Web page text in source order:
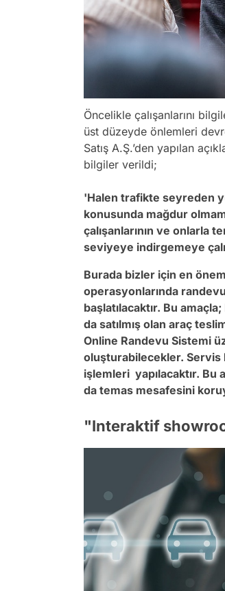
Öncelikle çalışanlarını
üst düzeyde önlemleri
Satış A.Ş.’den yapılan
bilgiler verildi;
'Halen trafikte seyreden
konusunda mağdur
çalışanlarının ve onlarla
seviyeye indirgemeye
Burada bizler için en
operasyonlarında
başlatılacaktır. Bu
da satılmış olan araç
Online Randevu Sistemi
oluşturabilecekler. Servis
işlemleri yapılacaktır. Bu
da temas mesafesini
"Interaktif